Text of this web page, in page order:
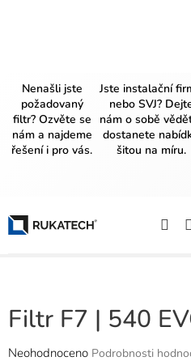
Nenašli jste
požadovaný
filtr? Ozvěte se
nám a najdeme
řešení i pro vás.
Jste instalační
nebo SVJ?
nám o sobě
dostanete
šitou na míru.
Filtr F7 | 540
Průměrné
Neohodnoceno Podrobnosti